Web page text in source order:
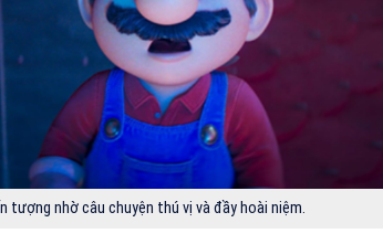
tượng nhờ câu chuyện thú vị và đầy hoài niệm.